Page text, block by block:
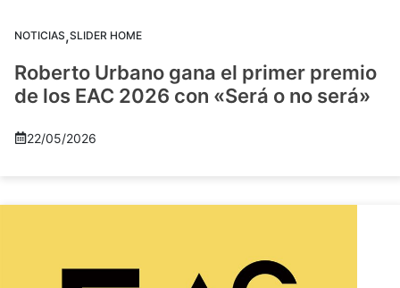
NOTICIAS,SLIDER HOME
Roberto Urbano gana el primer premio
de los EAC 2026 con «Será o no será»
22/05/2026